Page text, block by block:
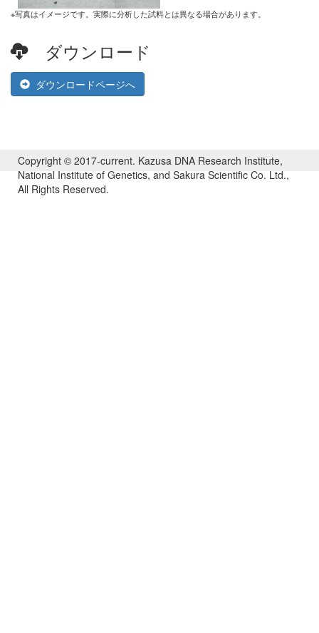
※写真はイメージです。実際に分析した試料とは異なる場合があります。
ダウンロード
ダウンロードページへ
Copyright © 2017-current. Kazusa DNA Research Institute,
National Institute of Genetics, and Sakura Scientific Co. Ltd.,
All Rights Reserved.